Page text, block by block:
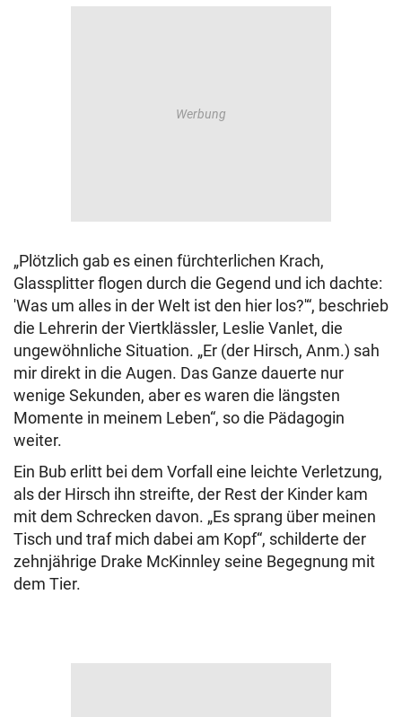
„Plötzlich gab es einen fürchterlichen Krach,
Glassplitter flogen durch die Gegend und ich dachte:
'Was um alles in der Welt ist den hier los?'“, beschrieb
die Lehrerin der Viertklässler, Leslie Vanlet, die
ungewöhnliche Situation. „Er (der Hirsch, Anm.) sah
mir direkt in die Augen. Das Ganze dauerte nur
wenige Sekunden, aber es waren die längsten
Momente in meinem Leben“, so die Pädagogin
weiter.
Ein Bub erlitt bei dem Vorfall eine leichte Verletzung,
als der Hirsch ihn streifte, der Rest der Kinder kam
mit dem Schrecken davon. „Es sprang über meinen
Tisch und traf mich dabei am Kopf“, schilderte der
zehnjährige Drake McKinnley seine Begegnung mit
dem Tier.